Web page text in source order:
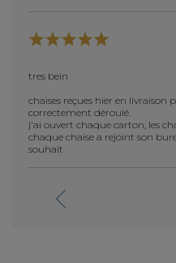
tres bein
chaises reçues hier en livraison
correctement déroulé.
j'ai ouvert chaque carton, les
chaque chaise a rejoint son
souhait